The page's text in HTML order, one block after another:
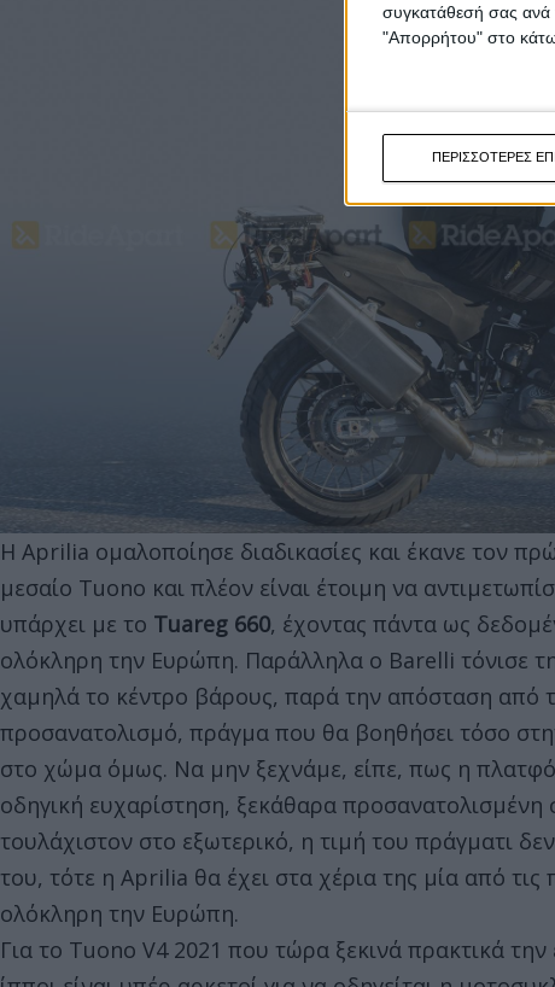
συγκατάθεσή σας ανά
"Απορρήτου" στο κάτω
ΠΕΡΙΣΣΟΤΕΡΕΣ
Η Aprilia ομαλοποίησε διαδικασίες και έκανε τον
μεσαίο Tuono και πλέον είναι έτοιμη να
υπάρχει με το Tuareg 660, έχοντας πάντα ως
ολόκληρη την Ευρώπη. Παράλληλα ο Barelli τόνισε
χαμηλά το κέντρο βάρους, παρά την απόσταση από
προσανατολισμό, πράγμα που θα βοηθήσει τόσο
στο χώμα όμως. Να μην ξεχνάμε, είπε, πως η
οδηγική ευχαρίστηση, ξεκάθαρα προσανατολισμένη
τουλάχιστον στο εξωτερικό, η τιμή του πράγματι
του, τότε η Aprilia θα έχει στα χέρια της μία από
ολόκληρη την Ευρώπη.
Για το Tuono V4 2021 που τώρα ξεκινά πρακτικά